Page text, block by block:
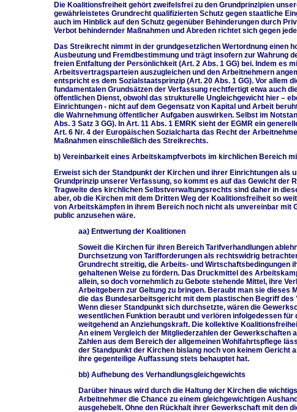
Die Koalitionsfreiheit gehört zweifelsfrei zu den Grundprinzipien
gewährleistetes Grundrecht qualifizierten Schutz gegen staatliche
auch im Hinblick auf den Schutz gegenüber Behinderungen durch
Verbot behindernder Maßnahmen und Abreden richtet sich gegen
Das Streikrecht nimmt in der grundgesetzlichen Wertordnung einen
Ausbeutung und Fremdbestimmung und trägt insofern zur Wahrung
freien Entfaltung der Persönlichkeit (Art. 2 Abs. 1 GG) bei. Indem es
Arbeitsvertragsparteien auszugleichen und den Arbeitnehmern
entspricht es dem Sozialstaatsprinzip (Art. 20 Abs. 1 GG). Vor allem
fundamentalen Grundsätzen der Verfassung rechtfertigt etwa auch
öffentlichen Dienst, obwohl das strukturelle Ungleichgewicht hier –
Einrichtungen - nicht auf dem Gegensatz von Kapital und Arbeit
die Wahrnehmung öffentlicher Aufgaben auswirken. Selbst im
Abs. 3 Satz 3 GG). In Art. 11 Abs. 1 EMRK sieht der EGMR ein
Art. 6 Nr. 4 der Europäischen Sozialcharta das Recht der
Maßnahmen einschließlich des Streikrechts.
b) Vereinbarkeit eines Arbeitskampfverbots im kirchlichen Bereich
Erweist sich der Standpunkt der Kirchen und ihrer Einrichtungen als
Grundprinzip unserer Verfassung, so kommt es auf das Gewicht der
Tragweite des kirchlichen Selbstverwaltungsrechts sind daher in
aber, ob die Kirchen mit dem Dritten Weg der Koalitionsfreiheit so
von Arbeitskämpfen in ihrem Bereich noch nicht als unvereinbar mit
public anzusehen wäre.
aa) Entwertung der Koalitionen
Soweit die Kirchen für ihren Bereich Tarifverhandlungen
Durchsetzung von Tarifforderungen als rechtswidrig
Grundrecht streitig, die Arbeits- und Wirtschaftsbedingungen
gehaltenen Weise zu fördern. Das Druckmittel des
allein, so doch vornehmlich zu Gebote stehende Mittel, ihre
Arbeitgebern zur Geltung zu bringen. Beraubt man sie dieses
die das Bundesarbeitsgericht mit dem plastischen Begriff
Wenn dieser Standpunkt sich durchsetzte, wären die
wesentlichen Funktion beraubt und verlören infolgedessen
weitgehend an Anziehungskraft. Die kollektive
An einem Vergleich der Mitgliederzahlen der Gewerkschaften
Zahlen aus dem Bereich der allgemeinen Wohlfahrtspflege
der Standpunkt der Kirchen bislang noch von keinem Gericht
ihre gegenteilige Auffassung stets behauptet hat.
bb) Aufhebung des Verhandlungsgleichgewichts
Darüber hinaus wird durch die Haltung der Kirchen die
Arbeitnehmer die Chance zu einem gleichgewichtigen
ausgehebelt. Ohne den Rückhalt ihrer Gewerkschaft mit den